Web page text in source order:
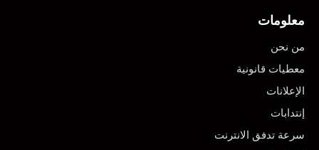
معلومات
من نحن
معطيات قانونية
الإعلانات
إنتدابات
سرعة تدفق الانترنت